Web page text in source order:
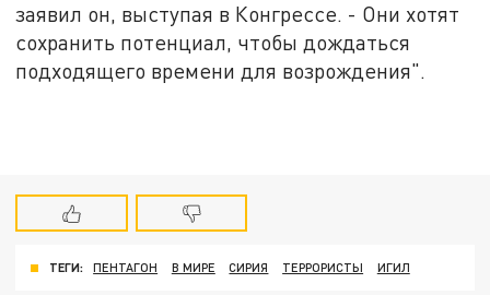
заявил он, выступая в Конгрессе. - Они хотят
сохранить потенциал, чтобы дождаться
подходящего времени для возрождения".
ТЕГИ: ПЕНТАГОН В МИРЕ СИРИЯ ТЕРРОРИСТЫ ИГИЛ